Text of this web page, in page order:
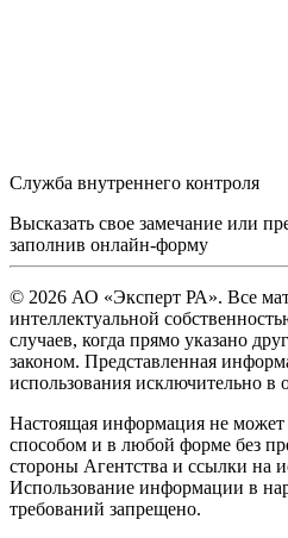
Служба внутреннего контроля
Высказать свое замечание или
заполнив онлайн-форму
© 2026 АО «Эксперт РА». Все
интеллектуальной
случаев, когда прямо указано
законом. Представленная
использования исключительно в
Настоящая информация не может
способом и в любой форме без
стороны Агентства и ссылки на
Использование информации в
требований запрещено.